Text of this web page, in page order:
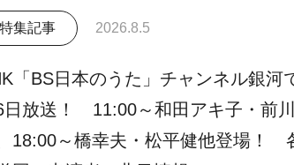
特集記事 2026.8.5
「BS日本のうた」チャンネル銀河
日放送！ 11:00～和田アキ子・前
18:00～橋幸夫・松平健他登場！